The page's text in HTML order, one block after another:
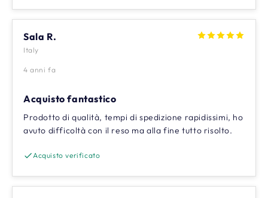
Sala R.
Italy
4 anni fa
Acquisto fantastico
Prodotto di qualità, tempi di spedizione rapidissimi, ho
avuto difficoltà con il reso ma alla fine tutto risolto.
Acquisto verificato